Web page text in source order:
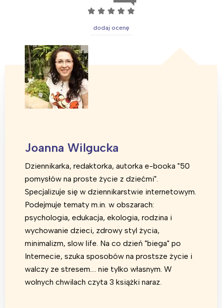
☆ ☆ ☆ ☆ ☆
dodaj ocenę
Joanna Wilgucka
Dziennikarka, redaktorka, autorka e-booka "50
pomysłów na proste życie z dziećmi".
Specjalizuje się w dziennikarstwie internetowym.
Podejmuje tematy m.in. w obszarach:
psychologia, edukacja, ekologia, rodzina i
wychowanie dzieci, zdrowy styl życia,
minimalizm, slow life. Na co dzień "biega" po
Internecie, szuka sposobów na prostsze życie i
walczy ze stresem.... nie tylko własnym. W
wolnych chwilach czyta 3 książki naraz.
Interesują mnie wydarzenia z
tego regionu: